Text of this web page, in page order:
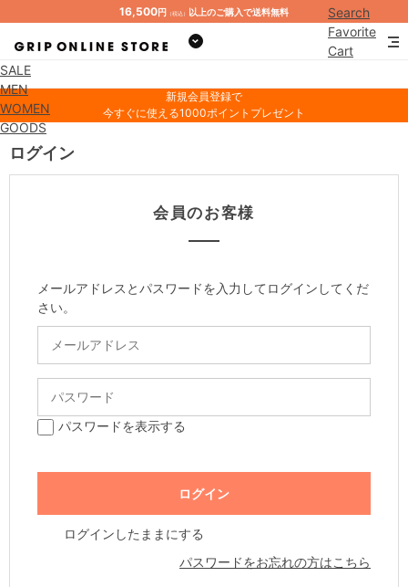
16,500円 （税込） 以上のご購入で送料無料
Search
Favorite
Cart
SALE
MEN
WOMEN
GOODS
新規会員登録で
今すぐに使える1000ポイントプレゼント
ログイン
会員のお客様
メールアドレスとパスワードを入力してログインしてくだ
さい。
パスワードを表示する
ログインしたままにする
パスワードをお忘れの方はこちら